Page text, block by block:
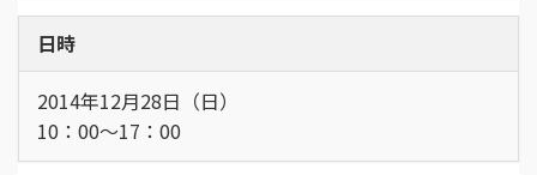
日時
2014年12月28日（日）
10：00～17：00